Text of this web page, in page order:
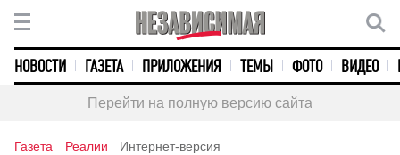
НОВОСТИ ГАЗЕТА ПРИЛОЖЕНИЯ ТЕМЫ ФОТО ВИДЕО
Перейти на полную версию сайта
Газета Реалии Интернет-версия